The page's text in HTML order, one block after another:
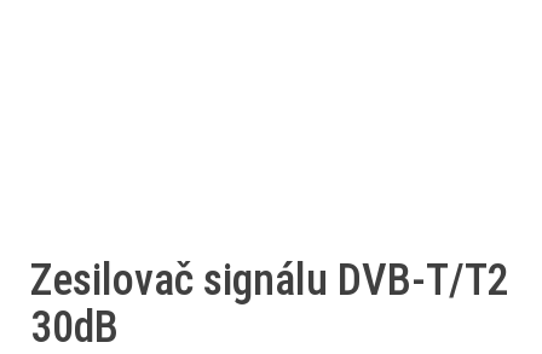
Zesilovač signálu DVB-T/T2
30dB